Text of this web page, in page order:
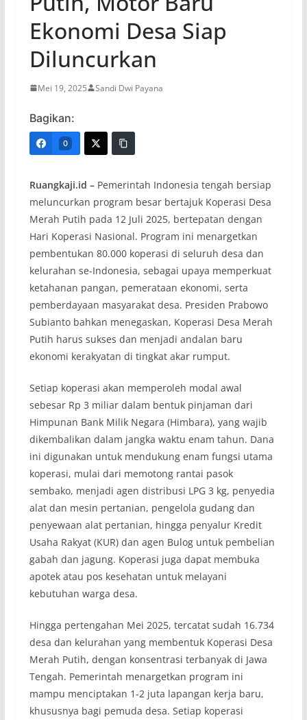
Ekonomi Desa Siap
Diluncurkan
Mei 19, 2025 Sandi Dwi Payana
Bagikan:
0
Ruangkaji.id –Pemerintah Indonesia tengah bersiap
meluncurkan program besar bertajuk Koperasi Desa
Merah Putih pada 12 Juli 2025, bertepatan dengan
Hari Koperasi Nasional. Program ini menargetkan
pembentukan 80.000 koperasi di seluruh desa dan
kelurahan se-Indonesia, sebagai upaya memperkuat
ketahanan pangan, pemerataan ekonomi, serta
pemberdayaan masyarakat desa. Presiden Prabowo
Subianto bahkan menegaskan, Koperasi Desa Merah
Putih harus sukses dan menjadi andalan baru
ekonomi kerakyatan di tingkat akar rumput.
Setiap koperasi akan memperoleh modal awal
sebesar Rp 3 miliar dalam bentuk pinjaman dari
Himpunan Bank Milik Negara (Himbara), yang wajib
dikembalikan dalam jangka waktu enam tahun. Dana
ini digunakan untuk mendukung enam fungsi utama
koperasi, mulai dari memotong rantai pasok
sembako, menjadi agen distribusi LPG 3 kg, penyedia
alat dan mesin pertanian, pengelola gudang dan
penyewaan alat pertanian, hingga penyalur Kredit
Usaha Rakyat (KUR) dan agen Bulog untuk pembelian
gabah dan jagung. Koperasi juga dapat membuka
apotek atau pos kesehatan untuk melayani
kebutuhan warga desa.
Hingga pertengahan Mei 2025, tercatat sudah 16.734
desa dan kelurahan yang membentuk Koperasi Desa
Merah Putih, dengan konsentrasi terbanyak di Jawa
Tengah. Pemerintah menargetkan program ini
mampu menciptakan 1-2 juta lapangan kerja baru,
khususnya bagi pemuda desa. Setiap koperasi